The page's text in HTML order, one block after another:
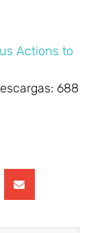
Actions to
688